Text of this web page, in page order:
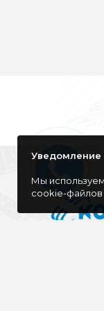
Уведомление
Мы
cookie-файлов